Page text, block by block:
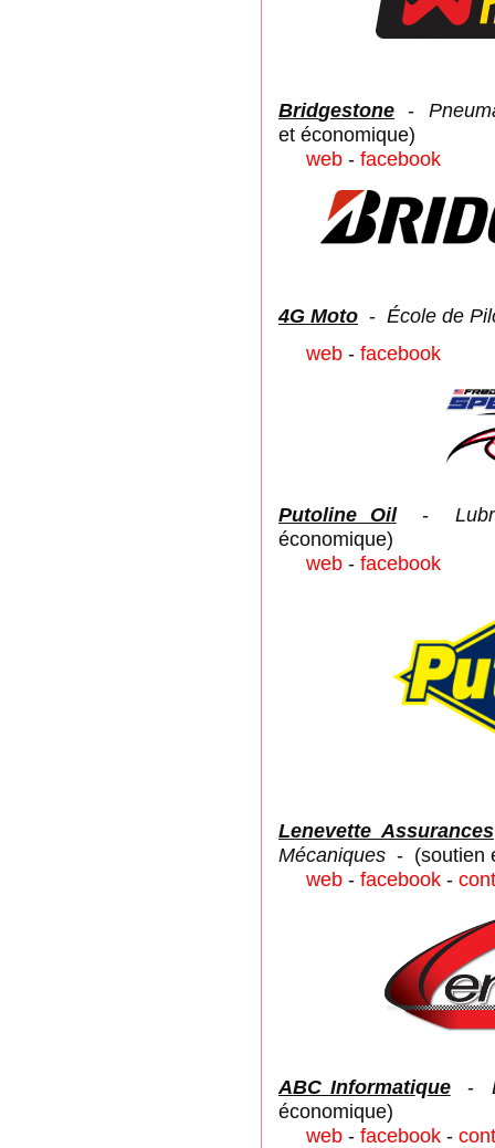
Bridgestone -
et économique)
web - facebook
4G Moto - École de
web - facebook
Putoline Oil-
économique)
web - facebook
Lenevette Assurances
Mécaniques - (soutien
web - facebook -
ABC Informatique-
économique)
web - facebook -